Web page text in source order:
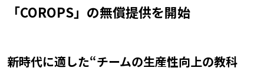
「COROPS」の無償提供を開始
新時代に適した“チームの生産性向上の教科